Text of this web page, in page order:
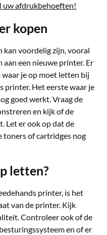
uw afdrukbehoeften!
kopen
kan voordelig zijn, vooral
een nieuwe printer. Er
je op moet letten bij
printer. Het eerste waar je
goed werkt. Vraag de
en kijk of de
Let er ook op dat de
toners of cartridges nog
letten?
printer, is het
van de printer. Kijk
Controleer ook of de
en of er